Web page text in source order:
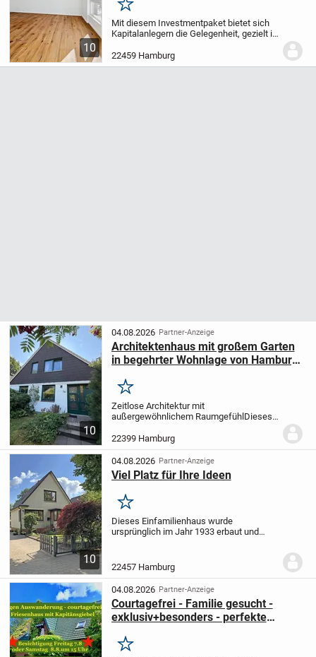
10
Merken
Mit diesem Investmentpaket bietet sich
Kapitalanlegern die Gelegenheit, gezielt in
Lage von Hamburg-Niendorf zu
investieren. Das Paket umfasst fünf 1-
22459 Hamburg
10
04.08.2026 Partner-Anzeige
Architektenhaus mit großem Garten
in begehrter Wohnlage von Hamburg-
Merken
Zeitlose Architektur mit
außergewöhnlichem Raumgefühl Dieses
Jahr 1978 befindet sich in einer ruhigen
und gewachsenen Wohnstraße des
beliebten Hamburger...
22399 Hamburg
10
04.08.2026 Partner-Anzeige
Viel Platz für Ihre Ideen
Merken
Dieses Einfamilienhaus wurde
ursprünglich im Jahr 1933 erbaut und
Ausrichtung. Das Gebäude wurde im Jahr
1974 durch einen...
22457 Hamburg
04.08.2026 Partner-Anzeige
Courtagefrei - Familie gesucht -
exklusiv+besonders - perfekte
Merken